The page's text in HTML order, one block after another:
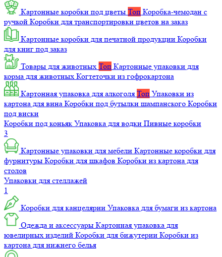
Картонные коробки под цветы Топ Коробка-чемодан с
ручкой Коробки для транспортировки цветов на заказ
Картонные коробки для печатной продукции Коробки
для книг под заказ
Товары для животных Топ Картонные упаковки для
корма для животных Когтеточки из гофрокартона
Картонная упаковка для алкоголя Топ Упаковки из
картона для вина Коробки под бутылки шампанского Коробки
под виски
Коробки под коньяк Упаковка для водки Пивные коробки
3
Картонные упаковки для мебели Картонные коробки для
фурнитуры Коробки для шкафов Коробки из картона для
столов
Упаковки для стеллажей
1
Коробки для канцелярии Упаковка для бумаги из картона
Одежда и аксессуары Картонная упаковка для
ювелирных изделий Коробки для бижутерии Коробки из
картона для нижнего белья